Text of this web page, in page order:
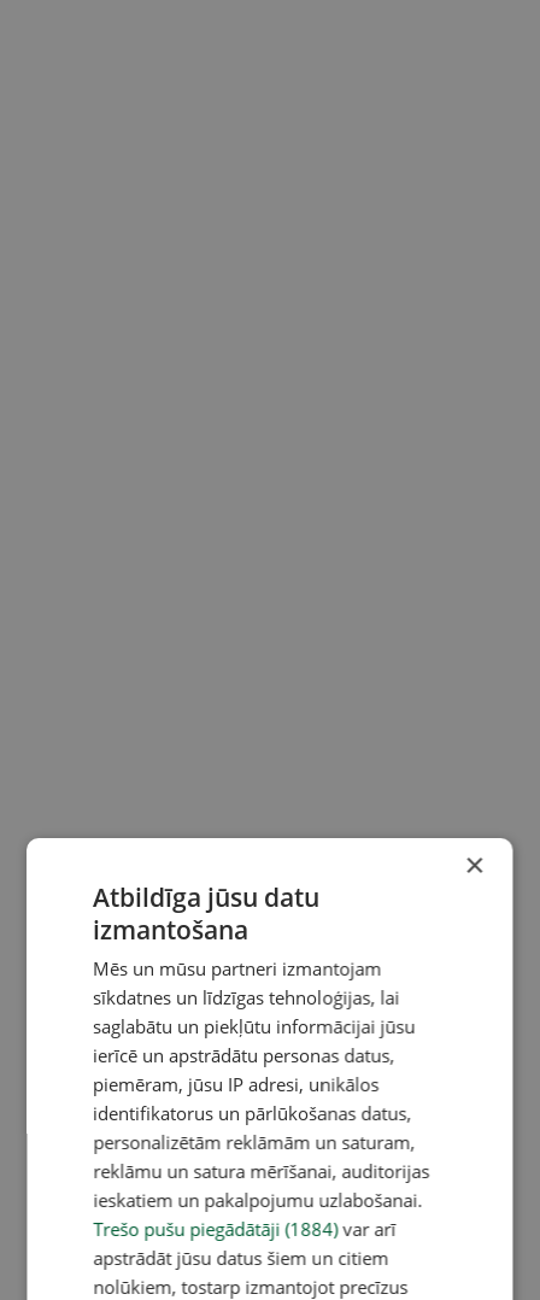
×
Atbildīga jūsu datu
izmantošana
Mēs un mūsu partneri izmantojam
sīkdatnes un līdzīgas tehnoloģijas, lai
saglabātu un piekļūtu informācijai jūsu
ierīcē un apstrādātu personas datus,
piemēram, jūsu IP adresi, unikālos
identifikatorus un pārlūkošanas datus,
personalizētām reklāmām un saturam,
reklāmu un satura mērīšanai, auditorijas
ieskatiem un pakalpojumu uzlabošanai.
Trešo pušu piegādātāji (1884)var arī
apstrādāt jūsu datus šiem un citiem
nolūkiem, tostarp izmantojot precīzus